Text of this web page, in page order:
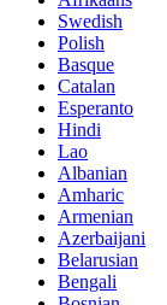
Swedish
Polish
Basque
Catalan
Esperanto
Hindi
Lao
Albanian
Amharic
Armenian
Azerbaijani
Belarusian
Bengali